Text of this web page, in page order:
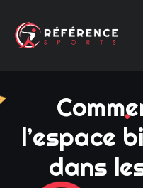
l’espace
dans